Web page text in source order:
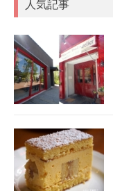
人気記事